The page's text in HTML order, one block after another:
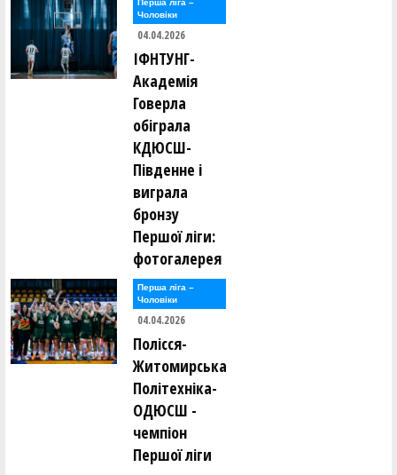
Перша лiга –
Чоловiки
04.04.2026
ІФНТУНГ-
Академія
Говерла
обіграла
КДЮСШ-
Південне і
виграла
бронзу
Першої ліги:
фотогалерея
Перша лiга –
Чоловiки
04.04.2026
Полісся-
Житомирська
Політехніка-
ОДЮСШ -
чемпіон
Першої ліги